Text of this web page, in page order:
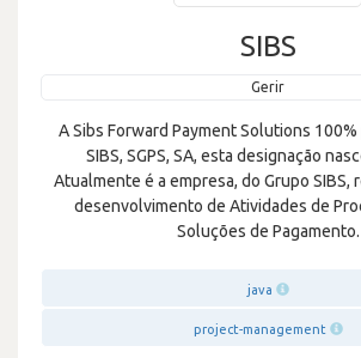
SIBS
Gerir
A Sibs Forward Payment Solutions
SIBS, SGPS, SA, esta designação
Atualmente é a empresa, do Grupo SIBS,
desenvolvimento de Atividades de
Soluções de Pagamento.
java
project-management